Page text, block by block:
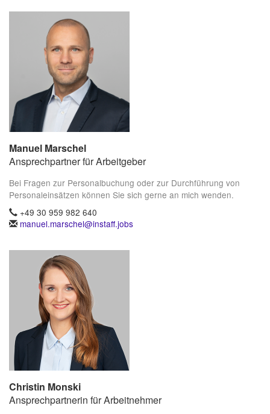
Manuel Marschel
Ansprechpartner für Arbeitgeber
Bei Fragen zur Personalbuchung oder zur Durchführung von
Personaleinsätzen können Sie sich gerne an mich wenden.
+49 30 959 982 640
manuel.marschel@instaff.jobs
Christin Monski
Ansprechpartnerin für Arbeitnehmer